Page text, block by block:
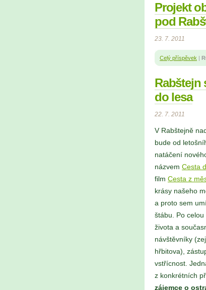
Projekt
pod
23. 7. 2011
Celý příspěvek |
Rabštejn
do lesa
22. 7. 2011
V Rabštejně
bude od
natáčení
názvem Cesta
film Cesta z
krásy našeho
a proto sem
štábu. Po
života a
návštěvníky
hřbitova),
vstřícnost.
z konkrétních
zájemce o